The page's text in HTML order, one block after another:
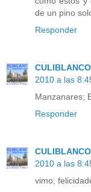
de un pino
Responder
2010 a las
Manzanares;
Responder
2010 a las
vimo;